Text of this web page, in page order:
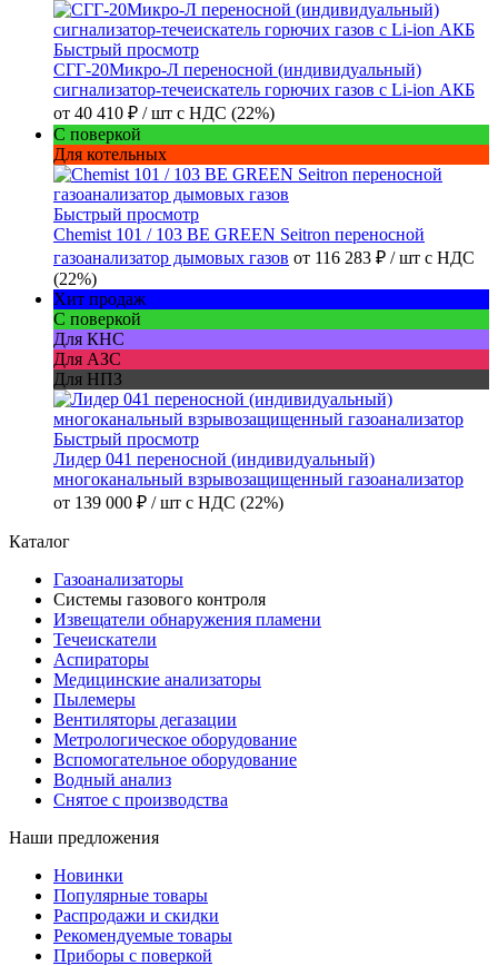
Быстрый просмотр
СГГ-20Микро-Л переносной (индивидуальный)
сигнализатор-течеискатель горючих газов с Li-ion АКБ
от 40 410 ₽ / шт с НДС (22%)
С поверкой
Для котельных
Быстрый просмотр
Chemist 101 / 103 BE GREEN Seitron переносной
газоанализатор дымовых газов от 116 283 ₽ / шт с НДС
(22%)
Хит продаж
С поверкой
Для КНС
Для АЗС
Для НПЗ
Быстрый просмотр
Лидер 041 переносной (индивидуальный)
многоканальный взрывозащищенный газоанализатор
от 139 000 ₽ / шт с НДС (22%)
Каталог
Газоанализаторы
Системы газового контроля
Извещатели обнаружения пламени
Течеискатели
Аспираторы
Медицинские анализаторы
Пылемеры
Вентиляторы дегазации
Метрологическое оборудование
Вспомогательное оборудование
Водный анализ
Снятое с производства
Наши предложения
Новинки
Популярные товары
Распродажи и скидки
Рекомендуемые товары
Приборы с поверкой